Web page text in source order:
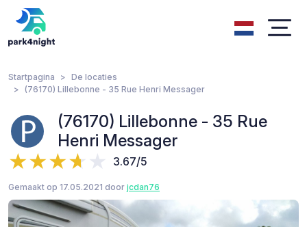
Startpagina
De locaties
(76170) Lillebonne - 35 Rue Henri Messager
(76170) Lillebonne - 35 Rue
Henri Messager
3.67/5
Gemaakt op 17.05.2021 door jcdan76